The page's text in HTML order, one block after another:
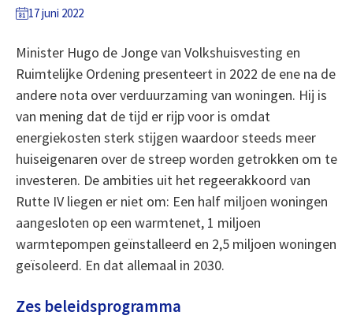
17 juni 2022
Minister Hugo de Jonge van Volkshuisvesting en
Ruimtelijke Ordening presenteert in 2022 de ene na de
andere nota over verduurzaming van woningen. Hij is
van mening dat de tijd er rijp voor is omdat
energiekosten sterk stijgen waardoor steeds meer
huiseigenaren over de streep worden getrokken om te
investeren. De ambities uit het regeerakkoord van
Rutte IV liegen er niet om: Een half miljoen woningen
aangesloten op een warmtenet, 1 miljoen
warmtepompen geïnstalleerd en 2,5 miljoen woningen
geïsoleerd. En dat allemaal in 2030.
Zes beleidsprogramma